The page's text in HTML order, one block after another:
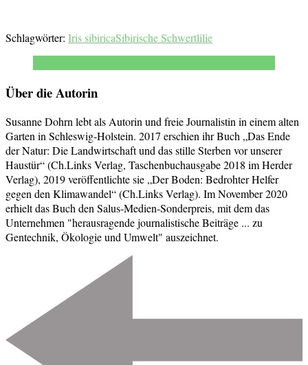
Schlagwörter: Iris sibiricaSibirische Schwertlilie
Über die Autorin
Susanne Dohrn lebt als Autorin und freie Journalistin in einem alten
Garten in Schleswig-Holstein. 2017 erschien ihr Buch „Das Ende
der Natur: Die Landwirtschaft und das stille Sterben vor unserer
Haustür“ (Ch.Links Verlag, Taschenbuchausgabe 2018 im Herder
Verlag), 2019 veröffentlichte sie „Der Boden: Bedrohter Helfer
gegen den Klimawandel“ (Ch.Links Verlag). Im November 2020
erhielt das Buch den Salus-Medien-Sonderpreis, mit dem das
Unternehmen "herausragende journalistische Beiträge ... zu
Gentechnik, Ökologie und Umwelt" auszeichnet.
Beitragsnavigation